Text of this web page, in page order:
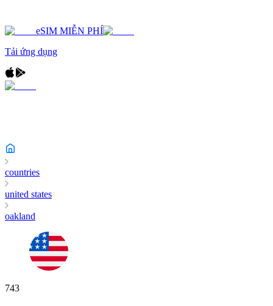
eSIM MIỄN PHÍ
Tải ứng dụng
countries
united states
oakland
743